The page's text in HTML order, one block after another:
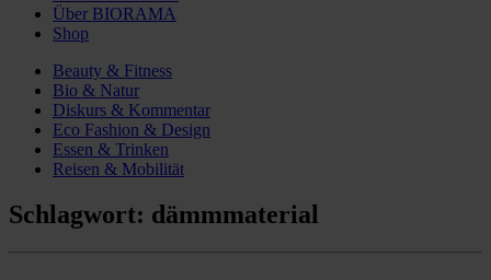
Über BIORAMA
Shop
Beauty & Fitness
Bio & Natur
Diskurs & Kommentar
Eco Fashion & Design
Essen & Trinken
Reisen & Mobilität
Schlagwort: dämmmaterial